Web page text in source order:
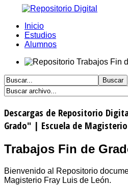
Inicio
Estudios
Alumnos
Descargas de Repositorio
Grado" | Escuela de
Trabajos Fin de
Bienvenido al Repositorio
Magisterio Fray Luis de León.